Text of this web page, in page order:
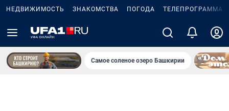
НЕДВИЖИМОСТЬ ЗНАКОМСТВА ПОГОДА ТЕЛЕПРОГРАММА
Самое соленое озеро Башкирии